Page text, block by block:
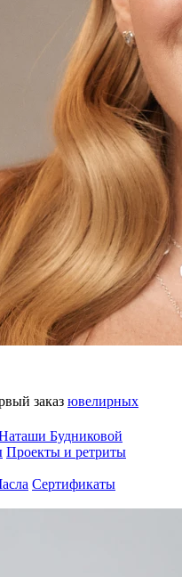
заказ ювелирных
Будниковой
Проекты и ретриты
Сертификаты